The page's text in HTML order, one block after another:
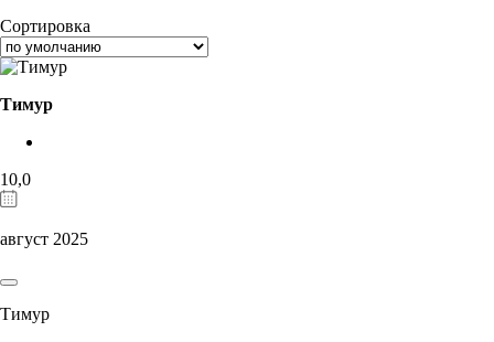
Сортировка
Тимур
10,0
август 2025
Тимур